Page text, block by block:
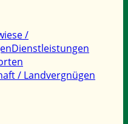
/
Dienstleistungen
/ Landvergnügen